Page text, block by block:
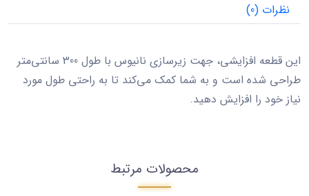
نظرات (0)
این قطعه افزایشی، جهت زیرسازی نانیوس با طول 300 سانتی‌متر
طراحی شده است و به شما کمک می‌کند تا به راحتی طول مورد
نیاز خود را افزایش دهید.
محصولات مرتبط